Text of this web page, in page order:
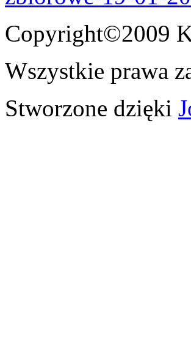
Copyright©2009
Wszystkie prawa
Stworzone dzięki